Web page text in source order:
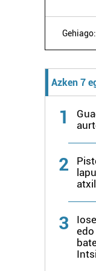
Webgune honek
zerbitzuak
baliatzen gara.
erabiltzeko
Gehiago:
Azken 7
1
2
3